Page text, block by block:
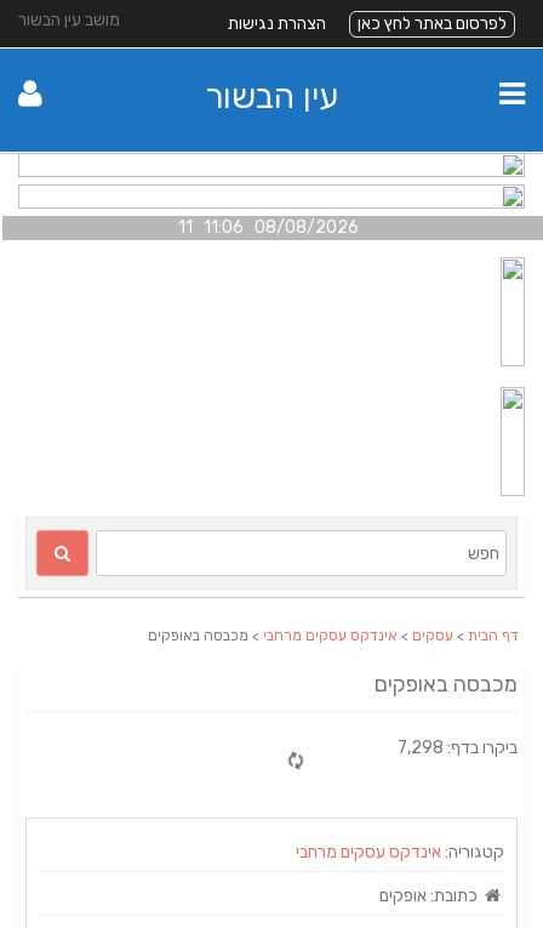
מושב עין הבשור לפרסום באתר לחץ כאן הצהרת נגישות
עין הבשור
08/08/2026 11:06 11
דף הבית > עסקים > אינדקס עסקים מרחבי > מכבסה באופקים
מכבסה באופקים
ביקרו בדף: 7,298
קטגוריה:אינדקס עסקים מרחבי
כתובת:אופקים